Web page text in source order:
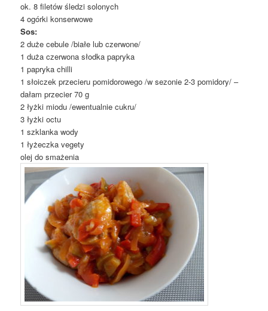
ok. 8 filetów śledzi solonych
4 ogórki konserwowe
Sos:
2 duże cebule /białe lub czerwone/
1 duża czerwona słodka papryka
1 papryka chilli
1 słoiczek przecieru pomidorowego /w sezonie 2-3 pomidory/ –
dałam przecier 70 g
2 łyżki miodu /ewentualnie cukru/
3 łyżki octu
1 szklanka wody
1 łyżeczka vegety
olej do smażenia